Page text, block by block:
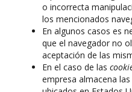
o incorrecta
los mencionados
En algunos casos es
que el navegador no
aceptación de las
En el caso de las
empresa almacena las